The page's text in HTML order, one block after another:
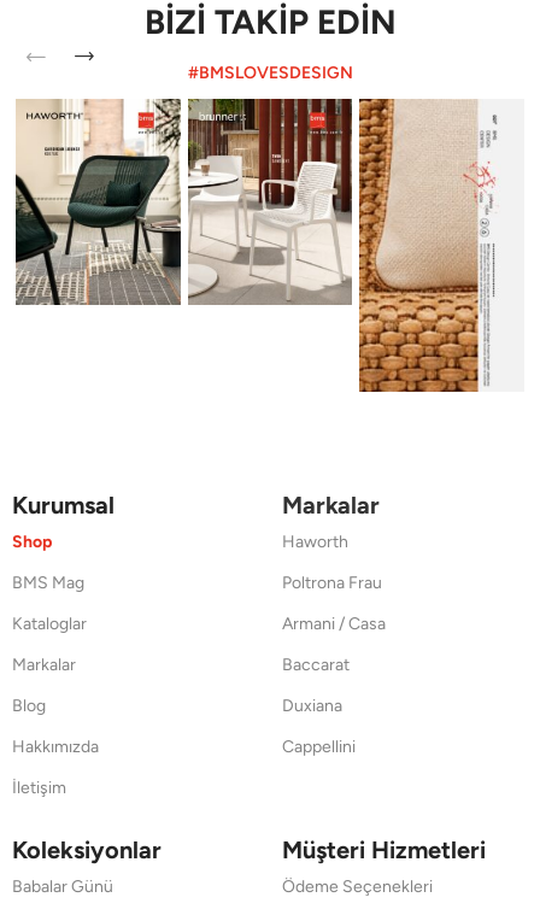
BİZİ TAKİP EDİN
#BMSLOVESDESIGN
Kurumsal
Shop
BMS Mag
Kataloglar
Markalar
Blog
Hakkımızda
İletişim
Markalar
Haworth
Poltrona Frau
Armani / Casa
Baccarat
Duxiana
Cappellini
Koleksiyonlar
Babalar Günü
Müşteri Hizmetleri
Ödeme Seçenekleri